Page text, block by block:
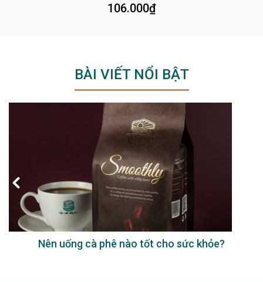
106.000₫
BÀI VIẾT NỔI BẬT
Nên uống cà phê nào tốt cho sức khỏe?